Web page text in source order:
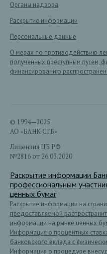
Органы надзора
Раскрытие информации
Персональные данные
О мерах по противодействию
полученных преступным путем,
финансированию
© 1994—2025
АО «БАНК СГБ»
Лицензия ЦБ РФ
№2816 от 26.03.2020
Раскрытие информации
профессиональным
ценных бумаг
Раскрытие информации на
предоставляемой
информации на рынке ценных
Информация о процентных
банковского вклада с
Информация о процедуре